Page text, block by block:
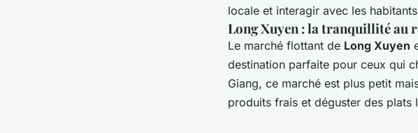
locale et interagir avec les
Long Xuyen : la tranquillité au
Le marché flottant de Long Xuyen
destination parfaite pour ceux qui
Giang, ce marché est plus petit
produits frais et déguster des plats